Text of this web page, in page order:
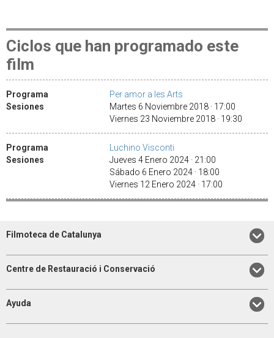
Ciclos que han programado este
film
Programa
Per amor a les Arts
Sesiones
Martes 6 Noviembre 2018 · 17:00
Viernes 23 Noviembre 2018 · 19:30
Programa
Luchino Visconti
Sesiones
Jueves 4 Enero 2024 · 21:00
Sábado 6 Enero 2024 · 18:00
Viernes 12 Enero 2024 · 17:00
Filmoteca de Catalunya
Centre de Restauració i Conservació
Ayuda